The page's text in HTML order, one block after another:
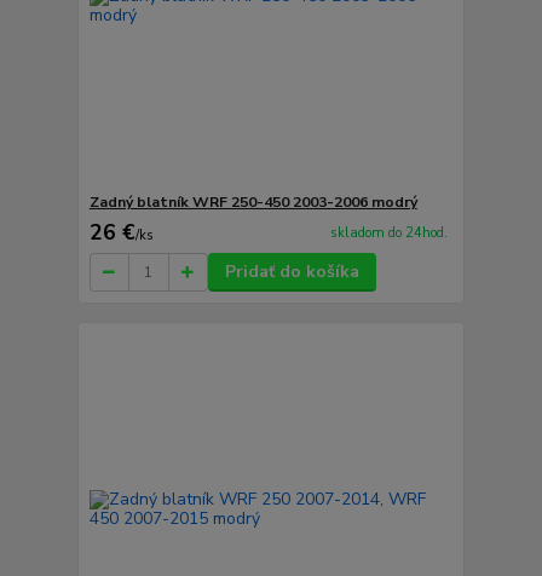
Zadný blatník WRF 250-450 2003-2006 modrý
26 €/ks skladom do 24hod.
Pridať do košíka